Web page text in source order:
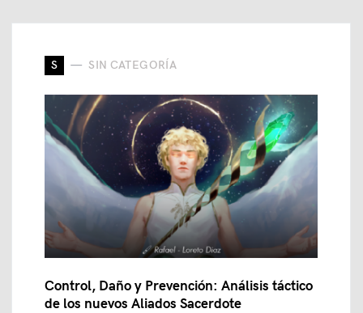
S SIN CATEGORÍA
Control, Daño y Prevención: Análisis táctico
de los nuevos Aliados Sacerdote